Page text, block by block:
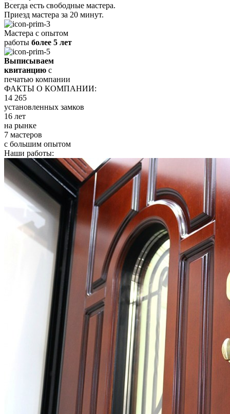
Всегда есть свободные мастера.
Приезд мастера за 20 минут.
Мастера с опытом
работы более 5 лет
Выписываем
квитанцию с
печатью компании
ФАКТЫ О КОМПАНИИ:
14 265
установленных замков
16 лет
на рынке
7 мастеров
с большим опытом
Наши работы: